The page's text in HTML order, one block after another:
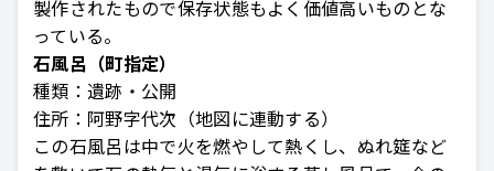
製作されたもので保存状態もよく価値高いものとな
っている。
石風呂（町指定）
種類： 遺跡・公開
住所： 阿野字代次（地図に連動する）
この石風呂は中で火を燃やして熱くし、ぬれ筵など